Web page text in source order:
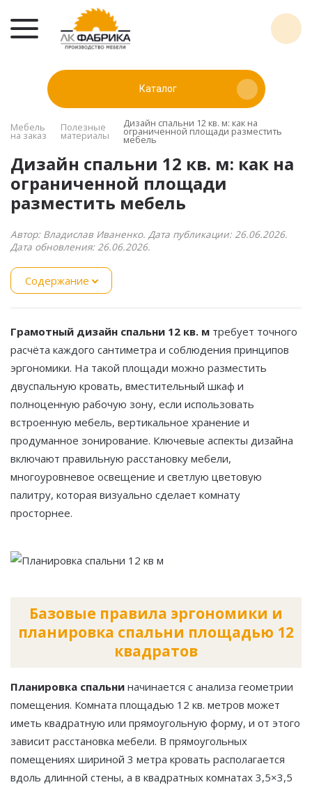
Каталог
Мебель
на заказ
Полезные
материалы
Дизайн спальни 12 кв. м: как на
ограниченной площади разместить
мебель
Дизайн спальни 12 кв. м: как на
ограниченной площади
разместить мебель
Автор: Владислав Иваненко. Дата публикации: 26.06.2026.
Дата обновления: 26.06.2026.
Содержание
Грамотный дизайн спальни 12 кв. м требует точного
расчёта каждого сантиметра и соблюдения принципов
эргономики. На такой площади можно разместить
двуспальную кровать, вместительный шкаф и
полноценную рабочую зону, если использовать
встроенную мебель, вертикальное хранение и
продуманное зонирование. Ключевые аспекты дизайна
включают правильную расстановку мебели,
многоуровневое освещение и светлую цветовую
палитру, которая визуально сделает комнату
просторнее.
Базовые правила эргономики и
планировка спальни площадью 12
квадратов
Планировка спальни начинается с анализа геометрии
помещения. Комната площадью 12 кв. метров может
иметь квадратную или прямоугольную форму, и от этого
зависит расстановка мебели. В прямоугольных
помещениях шириной 3 метра кровать располагается
вдоль длинной стены, а в квадратных комнатах 3,5×3,5